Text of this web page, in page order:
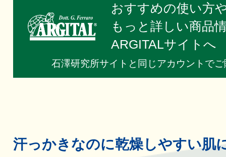
おすすめの使い方
もっと詳しい商品
ARGITALサイトへ
石澤研究所サイトと同じアカウントで
汗っかきなのに乾燥しやすい